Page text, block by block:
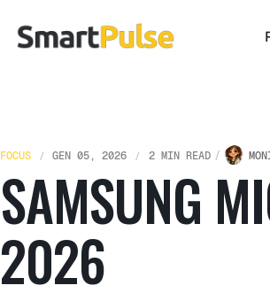
FOCUS GEN 05, 2026 2 MIN READ
SAMSUNG
2026